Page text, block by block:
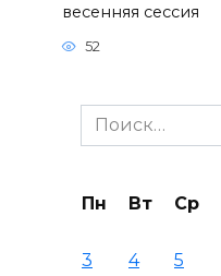
весенняя сессия
52
Search
for:
Пн Вт Ср
3
4 5